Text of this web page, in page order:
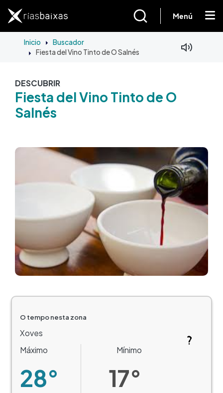
Menú
Inicio Buscador
Fiesta del Vino Tinto de O Salnés
DESCUBRIR
Fiesta del Vino Tinto de O
Salnés
Imaxe
O tempo nesta zona
Xoves
Máximo
28°
Mínimo
17°